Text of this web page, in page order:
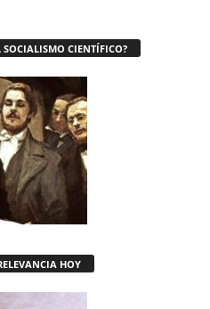
SOCIALISMO CIENTÍFICO?
HOY